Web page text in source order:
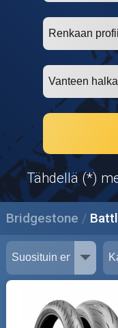
Mopoauton
Mönkijän osat
Puutarha ja
Ajovarusteet
Nastarenkaat
Renkaat ja
Öljyt ja
Työkalut
Outlet-tuotteet
Tähdellä (*)
Bridgestone